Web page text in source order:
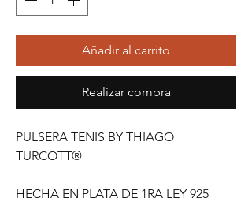
Añadir al carrito
Realizar compra
PULSERA TENIS BY THIAGO
TURCOTT®
HECHA EN PLATA DE 1RA LEY 925